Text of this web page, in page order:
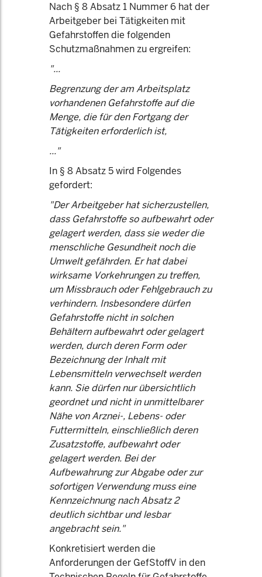
Nach § 8 Absatz 1 Nummer 6 hat der
Arbeitgeber bei Tätigkeiten mit
Gefahrstoffen die folgenden
Schutzmaßnahmen zu ergreifen:
"...
Begrenzung der am Arbeitsplatz
vorhandenen Gefahrstoffe auf die
Menge, die für den Fortgang der
Tätigkeiten erforderlich ist,
..."
In § 8 Absatz 5 wird Folgendes
gefordert:
"Der Arbeitgeber hat sicherzustellen,
dass Gefahrstoffe so aufbewahrt oder
gelagert werden, dass sie weder die
menschliche Gesundheit noch die
Umwelt gefährden. Er hat dabei
wirksame Vorkehrungen zu treffen,
um Missbrauch oder Fehlgebrauch zu
verhindern. Insbesondere dürfen
Gefahrstoffe nicht in solchen
Behältern aufbewahrt oder gelagert
werden, durch deren Form oder
Bezeichnung der Inhalt mit
Lebensmitteln verwechselt werden
kann. Sie dürfen nur übersichtlich
geordnet und nicht in unmittelbarer
Nähe von Arznei-, Lebens- oder
Futtermitteln, einschließlich deren
Zusatzstoffe, aufbewahrt oder
gelagert werden. Bei der
Aufbewahrung zur Abgabe oder zur
sofortigen Verwendung muss eine
Kennzeichnung nach Absatz 2
deutlich sichtbar und lesbar
angebracht sein."
Konkretisiert werden die
Anforderungen der GefStoffV in den